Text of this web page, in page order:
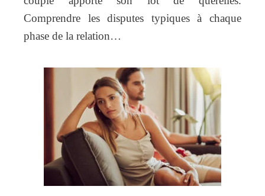
Comprendre les disputes typiques à chaque
phase de la relation…